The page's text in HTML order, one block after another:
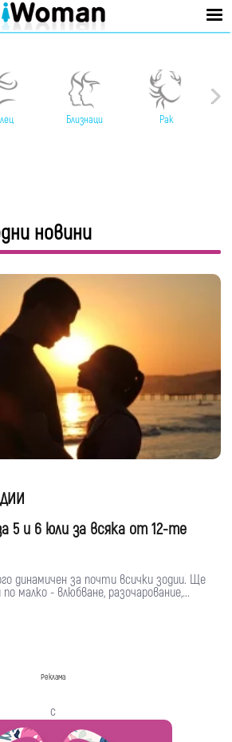
Близнаци Рак
новини
5 и 6 юли за всяка от 12-те
динамичен за почти всички зодии. Ще
малко - влюбване, разочарование,...
Реклама
с